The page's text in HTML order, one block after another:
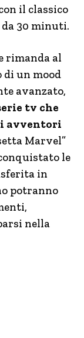
il classico
30 minuti.
rimanda al
un mood
avanzato,
tv che
avventori
Marvel”
le
in
potranno
nella